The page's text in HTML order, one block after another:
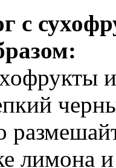
с
лимона и